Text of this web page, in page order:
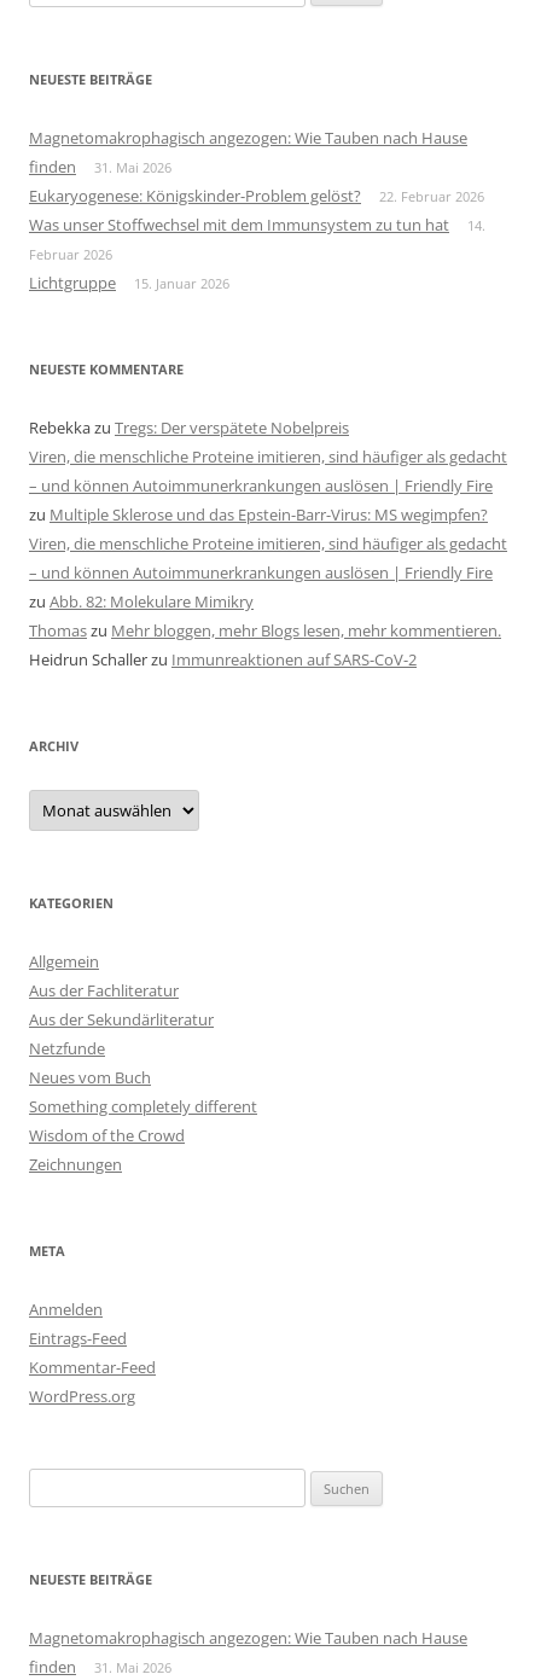
nach:
NEUESTE BEITRÄGE
Magnetomakrophagisch angezogen: Wie Tauben nach Hause
finden
31. Mai 2026
Eukaryogenese: Königskinder-Problem gelöst? 22. Februar 2026
Was unser Stoffwechsel mit dem Immunsystem zu tun hat
14.
Februar 2026
Lichtgruppe 15. Januar 2026
NEUESTE KOMMENTARE
Rebekkazu Tregs: Der verspätete Nobelpreis
Viren, die menschliche Proteine imitieren, sind häufiger als gedacht
– und können Autoimmunerkrankungen auslösen | Friendly Fire
zu Multiple Sklerose und das Epstein-Barr-Virus: MS wegimpfen?
Viren, die menschliche Proteine imitieren, sind häufiger als gedacht
– und können Autoimmunerkrankungen auslösen | Friendly Fire
zu Abb. 82: Molekulare Mimikry
Thomaszu Mehr bloggen, mehr Blogs lesen, mehr kommentieren.
Heidrun Schallerzu Immunreaktionen auf SARS-CoV-2
ARCHIV
Archiv
KATEGORIEN
Allgemein
Aus der Fachliteratur
Aus der Sekundärliteratur
Netzfunde
Neues vom Buch
Something completely different
Wisdom of the Crowd
Zeichnungen
META
Anmelden
Eintrags-Feed
Kommentar-Feed
WordPress.org
nach:
NEUESTE BEITRÄGE
Magnetomakrophagisch angezogen: Wie Tauben nach Hause
finden
31. Mai 2026